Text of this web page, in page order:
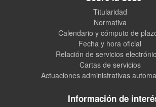
Titularidad
Normativa
Calendario y cómputo de
Fecha y hora oficial
Relación de servicios
Cartas de servicios
Actuaciones administrativas
Información de